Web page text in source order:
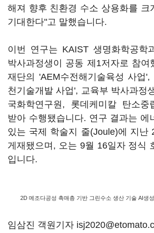
해져 향후 친환경 수소 상용화를 크
기대한다"고 말했습니다.
이번 연구는 KAIST 생명화학공학
박사과정생이 공동 제1저자로 참여
재단의 'AEM수전해기술육성 사업',
천기술개발 사업', 교육부 박사과정
국화학연구원, 롯데케미칼 탄소중
받아 수행됐습니다. 연구 결과는 에
있는 국제 학술지 줄(Joule)에 지난
게재됐으며, 오는 9월 16일자 정식
입니다.
2D 메조다공성 촉매층 기반 그린수소 생산 기술 AI생
임삼진 객원기자